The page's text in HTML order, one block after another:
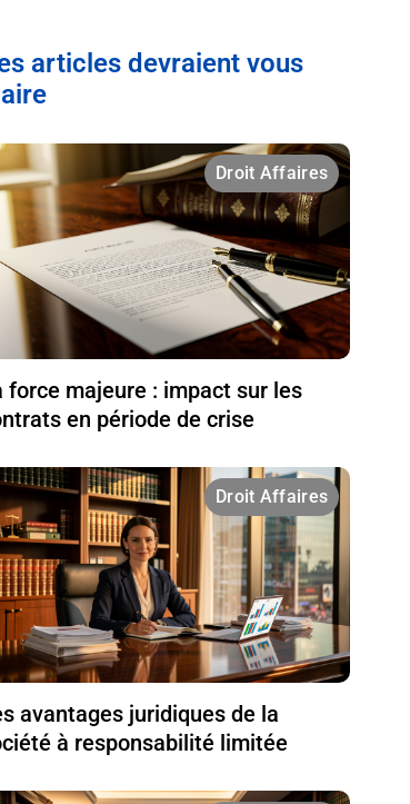
articles devraient vous
Droit Affaires
force majeure : impact sur les
en période de crise
Droit Affaires
avantages juridiques de la
à responsabilité limitée